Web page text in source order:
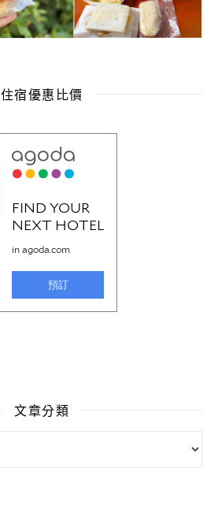
住宿優惠比價
文章分類